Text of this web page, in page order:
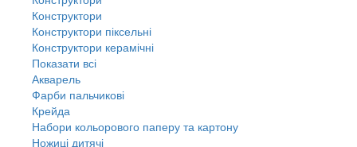
Конструктори
Конструктори піксельні
Конструктори керамічні
Показати всі
Акварель
Фарби пальчикові
Крейда
Набори кольорового паперу та картону
Ножиці дитячі